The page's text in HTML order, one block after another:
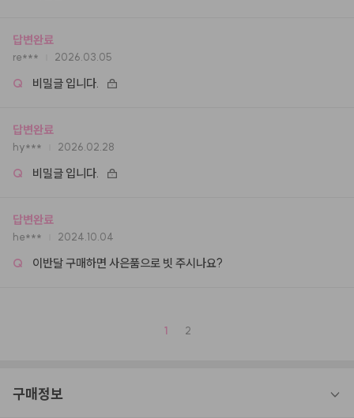
답변완료
re*** 2026.03.05
Q 비밀글 입니다.
답변완료
hy*** 2026.02.28
Q 비밀글 입니다.
답변완료
he*** 2024.10.04
Q 이반달 구매하면 사은품으로 빗 주시나요?
1 2
구매정보